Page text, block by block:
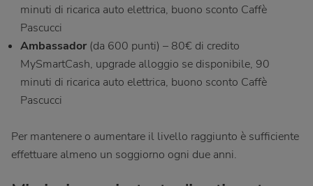
minuti di ricarica auto elettrica, buono sconto Caffè
Pascucci
Ambassador (da 600 punti) – 80€ di credito
MySmartCash, upgrade alloggio se disponibile, 90
minuti di ricarica auto elettrica, buono sconto Caffè
Pascucci
Per mantenere o aumentare il livello raggiunto è sufficiente
effettuare almeno un soggiorno ogni due anni.